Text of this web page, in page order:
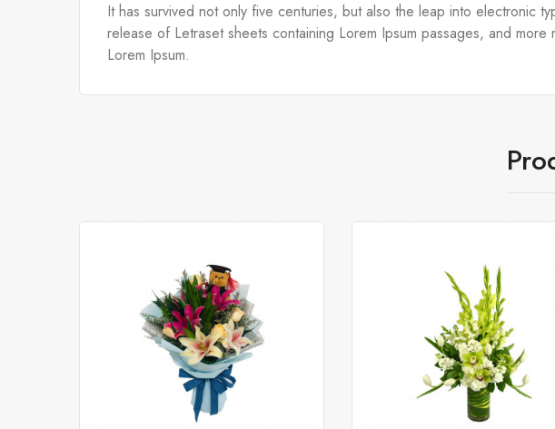
It has survived not only five centuries, but also the leap into electronic
release of Letraset sheets containing Lorem Ipsum passages, and
Lorem Ipsum.